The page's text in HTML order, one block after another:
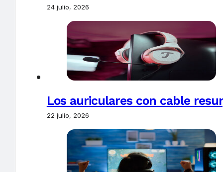
24 julio, 2026
Los auriculares con cable
22 julio, 2026